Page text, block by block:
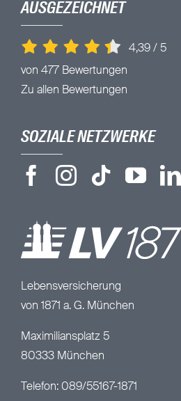
AUSGEZEICHNET
4,39/ 5
von 477 Bewertungen
Zu allen Bewertungen
SOZIALE NETZWERKE
Lebensversicherung
von 1871 a. G. München
Maximiliansplatz 5
80333 München
Telefon: 089/55167-1871